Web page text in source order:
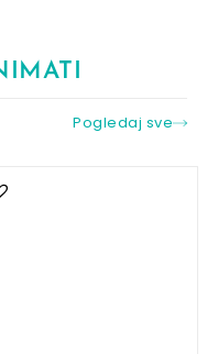
Pogledaj sve